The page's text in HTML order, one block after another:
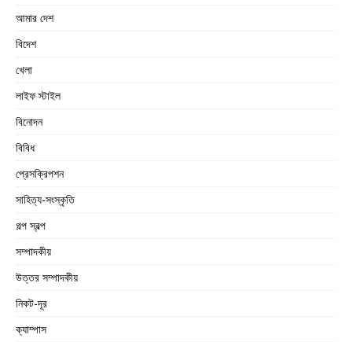
আমার দেশ
বিদেশ
খেলা
লাইফ স্টাইল
বিনোদন
বিবিধ
প্রেসক্রিপশন
সাহিত্য-সংস্কৃতি
গল্প স্বল্প
সম্পাদকীয়
উত্তর সম্পাদকীয়
নিকট-দূর
ক্যাম্পাস